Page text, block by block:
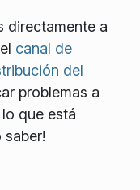
directamente a
canal de
del
problemas a
que está
saber!